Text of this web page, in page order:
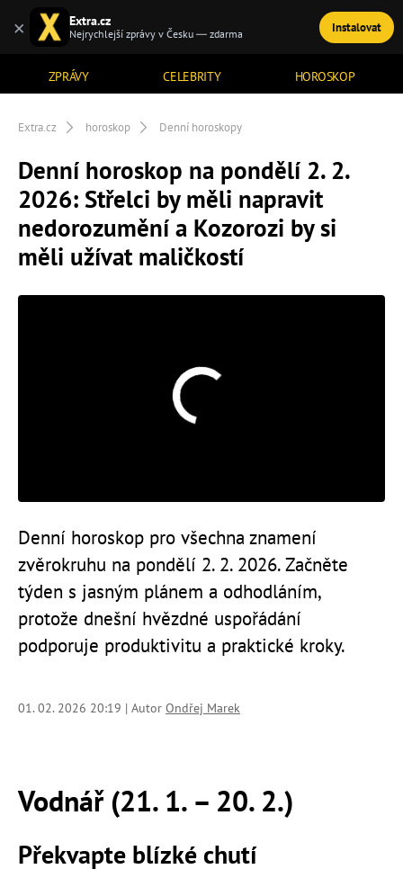
ZPRÁVY CELEBRITY HOROSKOP
TÉMATA
Extra.cz horoskop Denní horoskopy
Denní horoskop na pondělí 2. 2.
2026: Střelci by měli napravit
nedorozumění a Kozorozi by si
měli užívat maličkostí
Denní horoskop pro všechna znamení
zvěrokruhu na pondělí 2. 2. 2026. Začněte
týden s jasným plánem a odhodláním,
protože dnešní hvězdné uspořádání
podporuje produktivitu a praktické kroky.
01. 02. 2026 20:19 | Autor Ondřej Marek
Vodnář (21. 1. – 20. 2.)
Překvapte blízké chutí
× Extra.cz
Nejrychlejší zprávy v Česku — zdarma Instalovat